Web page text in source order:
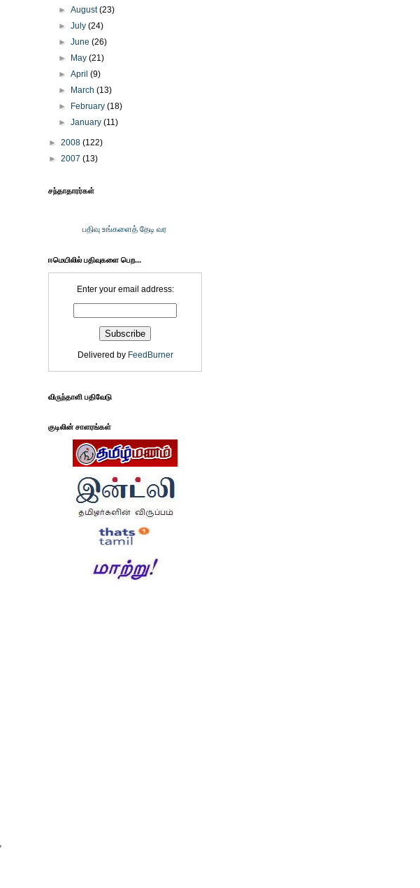
►August(23)
►July(24)
►June(26)
►
May(21)
►April(9)
►
March(13)
►
February(18)
►January(11)
► 2008 (122)
► 2007 (13)
சந்தாதாரர்கள்
பதிவு உங்களைத் தேடி வர
ஈமெயிலில் பதிவுகளை பெற...
Enter your email address:
Delivered by FeedBurner
விருந்தாளி பதிவேடு
குடிலின் சாளரங்கள்